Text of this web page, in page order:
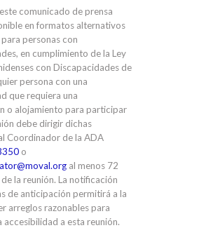
comunicado de prensa
en formatos alternativos
personas con
en cumplimiento de la Ley
con Discapacidades de
persona con una
que requiera una
o alojamiento para participar
debe dirigir dichas
Coordinador de la ADA
o
al menos 72
la reunión. La notificación
de anticipación permitirá a la
arreglos razonables para
accesibilidad a esta reunión.